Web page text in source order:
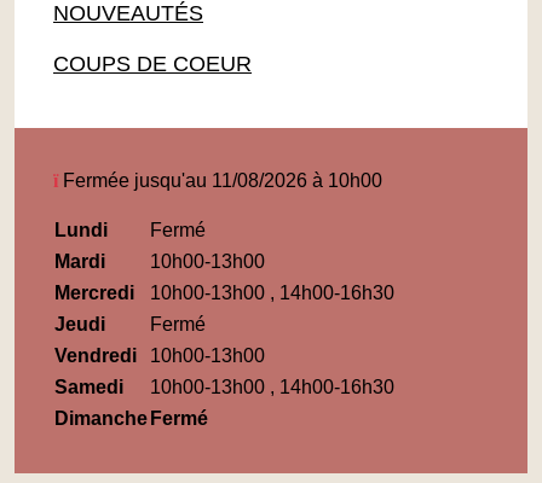
NOUVEAUTÉS
COUPS DE COEUR
Fermée jusqu'au 11/08/2026 à 10h00
Horaires
Médiathèque
Maupassant
Lundi
Fermé
Mardi
10h00-13h00
Mercredi
10h00-13h00 , 14h00-16h30
Jeudi
Fermé
Vendredi
10h00-13h00
Samedi
10h00-13h00 , 14h00-16h30
Dimanche Fermé